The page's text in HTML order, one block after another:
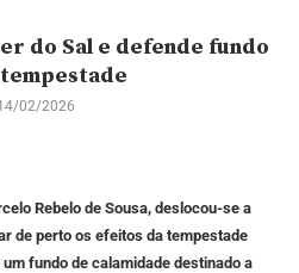
do Sal e defende fundo
02/2026
Rebelo de Sousa, deslocou-se a
de perto os efeitos da tempestade
fundo de calamidade destinado a